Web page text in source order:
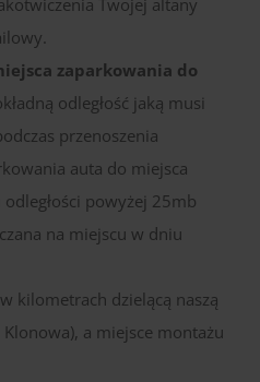
zaparkowania do
odległość jaką musi
przenoszenia
auta do miejsca
powyżej 25mb
na miejscu w dniu
kilometrach dzielącą naszą
a miejsce montażu